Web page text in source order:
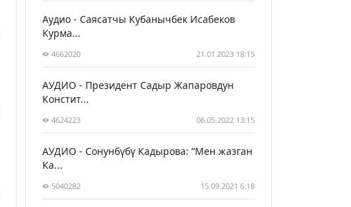
Аудио - Саясатчы Кубанычбек Исабеков
Курма...
4662020 21.01.2023 18:15
АУДИО - Президент Садыр Жапаровдун
Констит...
4624223 06.05.2022 13:15
АУДИО - Сонунбүбү Кадырова: “Мен жазган
Ка...
5040282 15.09.2021 6:18